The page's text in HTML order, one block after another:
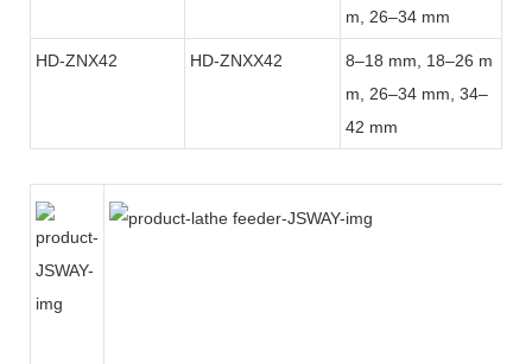
m, 26–34 mm
HD-ZNX42 HD-ZNXX42
8–18 mm, 18–26 m
m, 26–34 mm, 34–
42 mm